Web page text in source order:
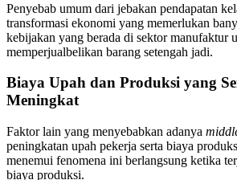
Penyebab umum dari jebakan pendapatan
transformasi ekonomi yang memerlukan
kebijakan yang berada di sektor manufaktur
memperjualbelikan barang setengah jadi.
Biaya Upah dan Produksi yang
Meningkat
Faktor lain yang menyebabkan adanya
peningkatan upah pekerja serta biaya
menemui fenomena ini berlangsung ketika
biaya produksi.